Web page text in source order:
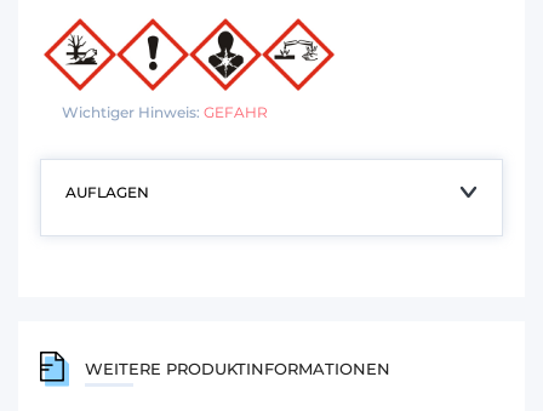
Wichtiger Hinweis: GEFAHR
AUFLAGEN
WEITERE PRODUKTINFORMATIONEN